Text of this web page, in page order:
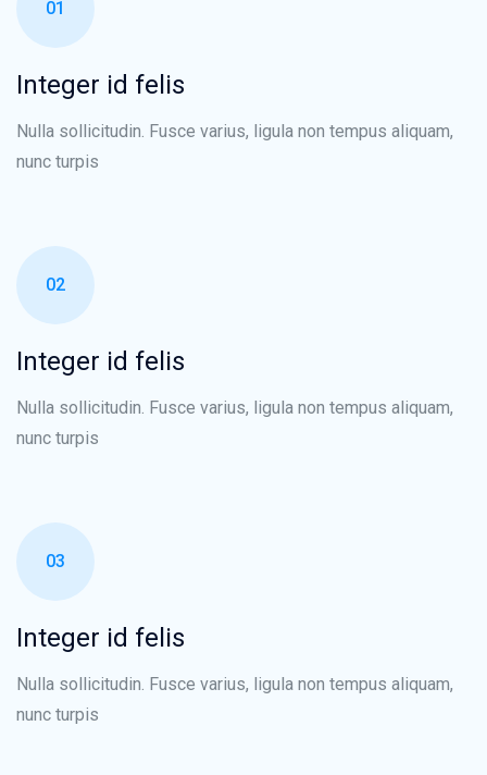
01
Integer id felis
Nulla sollicitudin. Fusce varius, ligula non tempus aliquam,
nunc turpis
02
Integer id felis
Nulla sollicitudin. Fusce varius, ligula non tempus aliquam,
nunc turpis
03
Integer id felis
Nulla sollicitudin. Fusce varius, ligula non tempus aliquam,
nunc turpis